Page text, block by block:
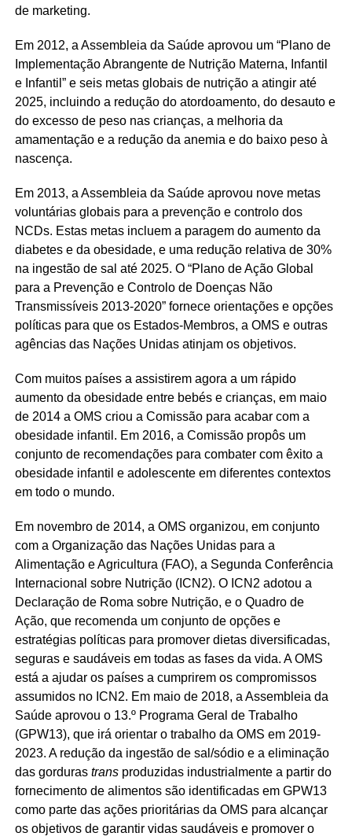
de marketing.
Em 2012, a Assembleia da Saúde aprovou um “Plano de
Implementação Abrangente de Nutrição Materna, Infantil
e Infantil” e seis metas globais de nutrição a atingir até
2025, incluindo a redução do atordoamento, do desauto e
do excesso de peso nas crianças, a melhoria da
amamentação e a redução da anemia e do baixo peso à
nascença.
Em 2013, a Assembleia da Saúde aprovou nove metas
voluntárias globais para a prevenção e controlo dos
NCDs. Estas metas incluem a paragem do aumento da
diabetes e da obesidade, e uma redução relativa de 30%
na ingestão de sal até 2025. O “Plano de Ação Global
para a Prevenção e Controlo de Doenças Não
Transmissíveis 2013-2020” fornece orientações e opções
políticas para que os Estados-Membros, a OMS e outras
agências das Nações Unidas atinjam os objetivos.
Com muitos países a assistirem agora a um rápido
aumento da obesidade entre bebés e crianças, em maio
de 2014 a OMS criou a Comissão para acabar com a
obesidade infantil. Em 2016, a Comissão propôs um
conjunto de recomendações para combater com êxito a
obesidade infantil e adolescente em diferentes contextos
em todo o mundo.
Em novembro de 2014, a OMS organizou, em conjunto
com a Organização das Nações Unidas para a
Alimentação e Agricultura (FAO), a Segunda Conferência
Internacional sobre Nutrição (ICN2). O ICN2 adotou a
Declaração de Roma sobre Nutrição, e o Quadro de
Ação, que recomenda um conjunto de opções e
estratégias políticas para promover dietas diversificadas,
seguras e saudáveis em todas as fases da vida. A OMS
está a ajudar os países a cumprirem os compromissos
assumidos no ICN2. Em maio de 2018, a Assembleia da
Saúde aprovou o 13.º Programa Geral de Trabalho
(GPW13), que irá orientar o trabalho da OMS em 2019-
2023. A redução da ingestão de sal/sódio e a eliminação
das gorduras transproduzidas industrialmente a partir do
fornecimento de alimentos são identificadas em GPW13
como parte das ações prioritárias da OMS para alcançar
os objetivos de garantir vidas saudáveis e promover o